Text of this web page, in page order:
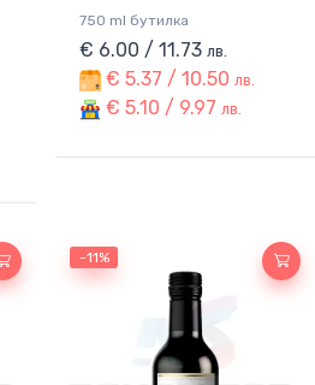
750 ml бутилка
€ 6.00 / 11.73 лв.
€ 5.37 / 10.50 лв.
€ 5.10 / 9.97 лв.
-11%